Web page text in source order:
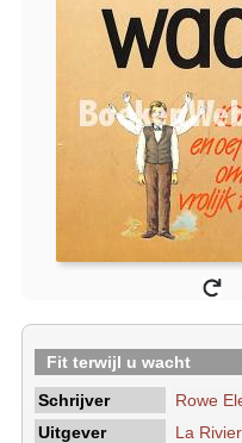
Fit terwijl u wacht
Schrijver
Rowe
Uitgever
La